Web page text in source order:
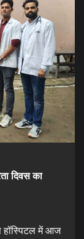
दिवस का
हॉस्पिटल में आज